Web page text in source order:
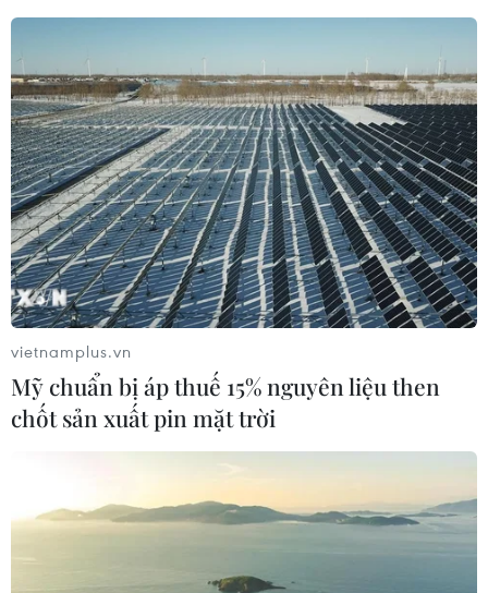
Thành lập Ban Chỉ đạo tiền phương để
ứng phó với bão số 9
27/10/2020 05:39
Ban Chỉ đạo tiền phương chịu trách nhiệm trực tiếp chỉ
đạo, kiểm tra, đôn đốc các ngành, các địa phương triển
khai công tác ứng phó với bão số 9 một cách hiệu quả
nhất và giảm thiểu thiệt hại tối đa.
vietnamplus.vn
Mỹ chuẩn bị áp thuế 15% nguyên liệu then
chốt sản xuất pin mặt trời